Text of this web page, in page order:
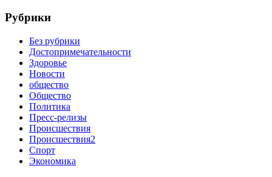
Рубрики
Без рубрики
Достопримечательности
Здоровье
Новости
общество
Общество
Политика
Пресс-релизы
Происшествия
Происшествия2
Спорт
Экономика